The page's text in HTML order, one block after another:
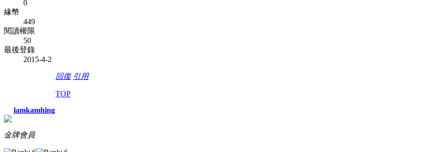
0
緣幣
449
閱讀權限
50
最後登錄
2015-4-2
回復 引用
TOP
lamkamhing
金牌會員